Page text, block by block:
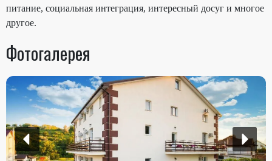
питание, социальная интеграция, интересный досуг и многое
другое.
Фотогалерея